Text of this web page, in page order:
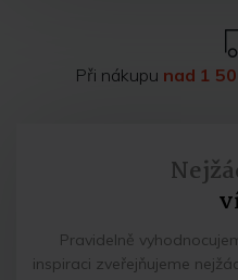
Při nákupu nad 1
Pravidelně
inspiraci zveřejňujeme